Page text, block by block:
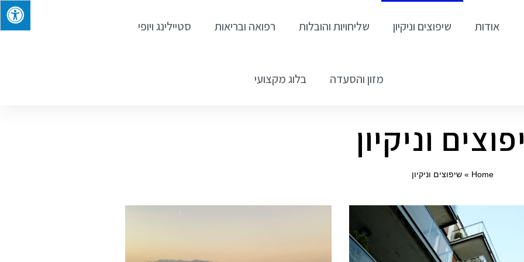
אודות שיפוצים וניקיון שליחויות והובלות רפואה ובריאות סטיילינג ויופי
מזון והסעדה בלוג מקצועי
וניקיון
Home
» שיפוצים וניקיון